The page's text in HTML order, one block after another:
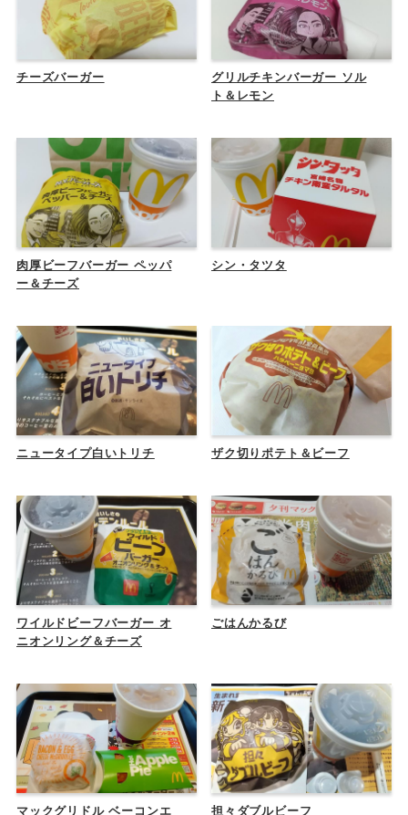
チーズバーガー
グリルチキンバーガー ソル
ト＆レモン
肉厚ビーフバーガー ペッパ
ー＆チーズ
シン・タツタ
ニュータイプ白いトリチ ザク切りポテト＆ビーフ
ワイルドビーフバーガー オ
ニオンリング＆チーズ
ごはんかるび
マックグリドル ベーコンエ 担々ダブルビーフ